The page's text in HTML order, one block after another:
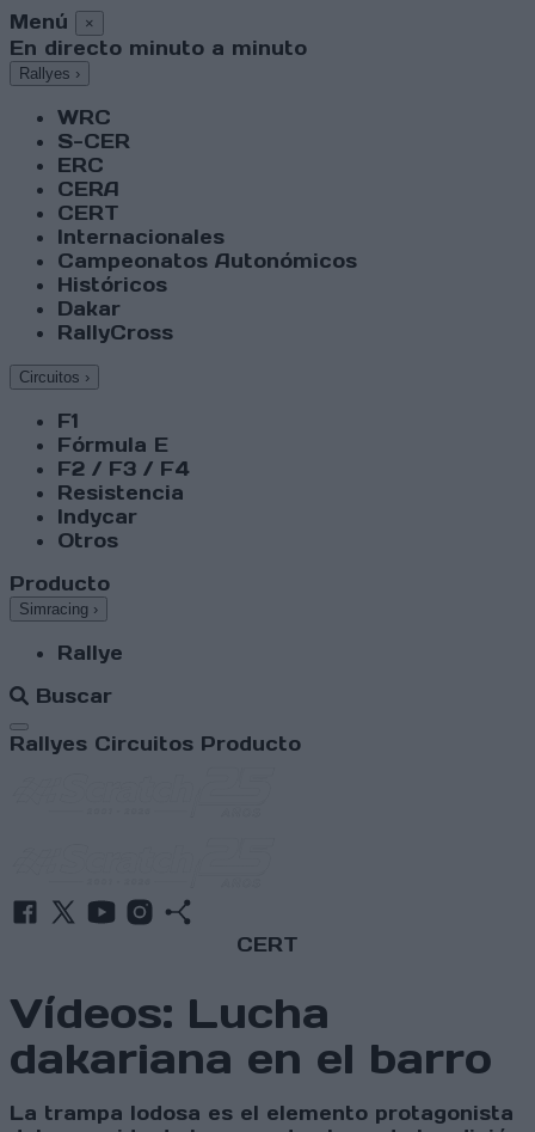
Menú ×
En directo minuto a minuto
Rallyes ›
WRC
S-CER
ERC
CERA
CERT
Internacionales
Campeonatos Autonómicos
Históricos
Dakar
RallyCross
Circuitos ›
F1
Fórmula E
F2 / F3 / F4
Resistencia
Indycar
Otros
Producto
Simracing ›
Rallye
Buscar
Abrir menú
Rallyes Circuitos Producto
CERT
Vídeos: Lucha
dakariana en el barro
La trampa lodosa es el elemento protagonista